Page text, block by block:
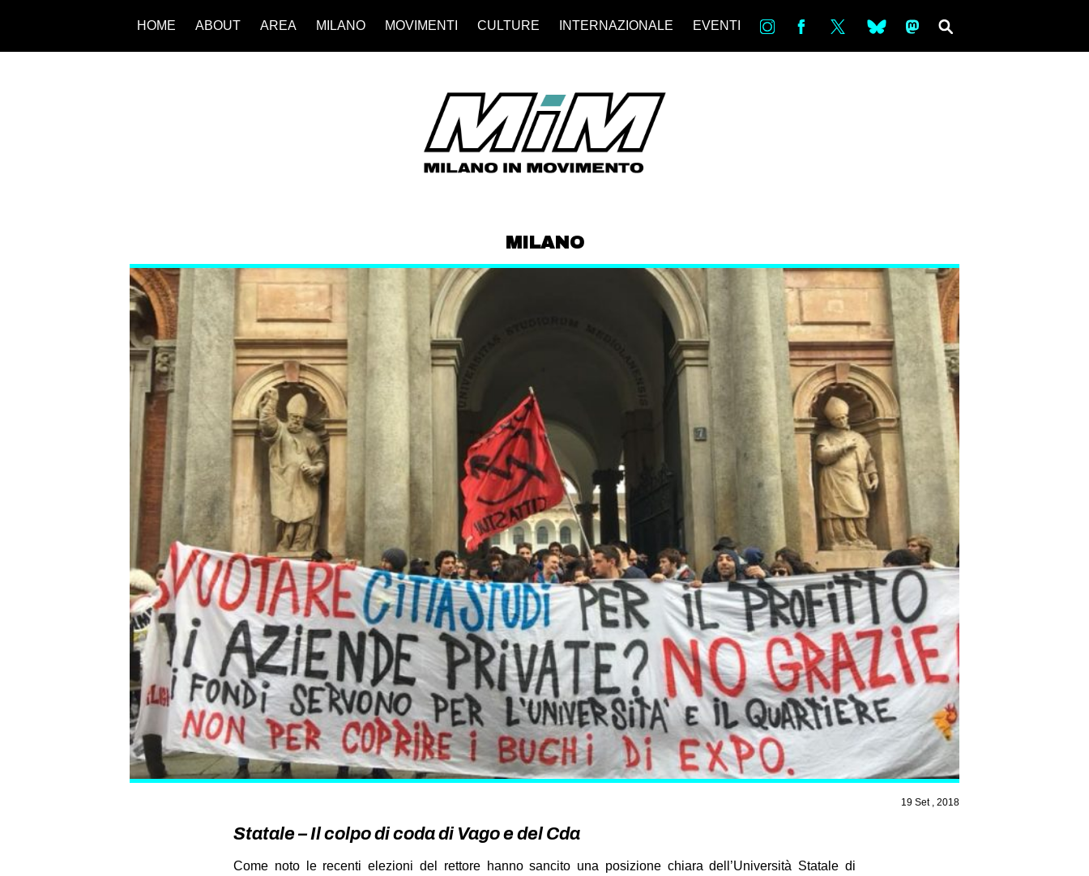
HOME ABOUT AREA MILANO MOVIMENTI CULTURE INTERNAZIONALE EVENTI in bsky ms
MILANO
19 Set , 2018
Statale – Il colpo di coda di Vago e del Cda
Come noto le recenti elezioni del rettore hanno sancito una posizione chiara dell’Università Statale di